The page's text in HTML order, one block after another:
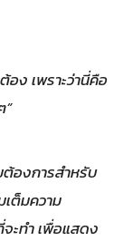
อง เพราะว่านี่คือ
ต้องการสำหรับ
ต็มความ
ะทำ เพื่อแสดง